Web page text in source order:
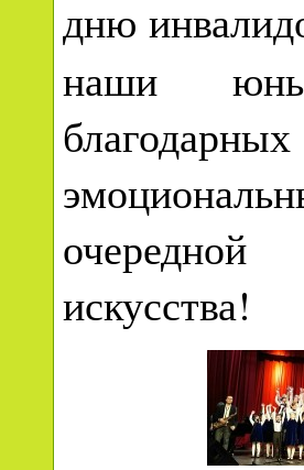
дню
наши
искусства!